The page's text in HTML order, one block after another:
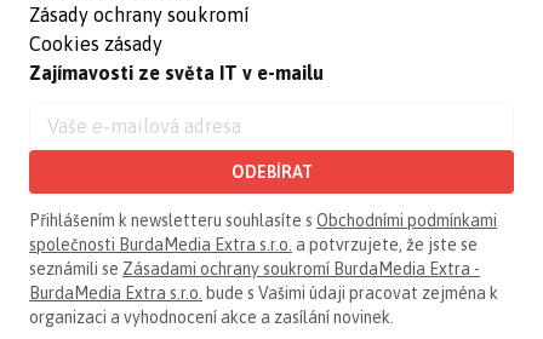
Zásady ochrany soukromí
Cookies zásady
Zajímavosti ze světa IT v e-mailu
ODEBÍRAT
Přihlášením k newsletteru souhlasíte s Obchodními podmínkami
společnosti BurdaMedia Extra s.r.o. a potvrzujete, že jste se
seznámili se Zásadami ochrany soukromí BurdaMedia Extra -
BurdaMedia Extra s.r.o. bude s Vašimi údaji pracovat zejména k
organizaci a vyhodnocení akce a zasílání novinek.